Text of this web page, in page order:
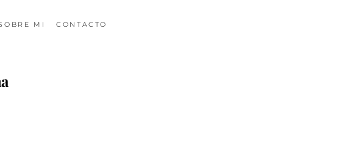
MI CONTACTO